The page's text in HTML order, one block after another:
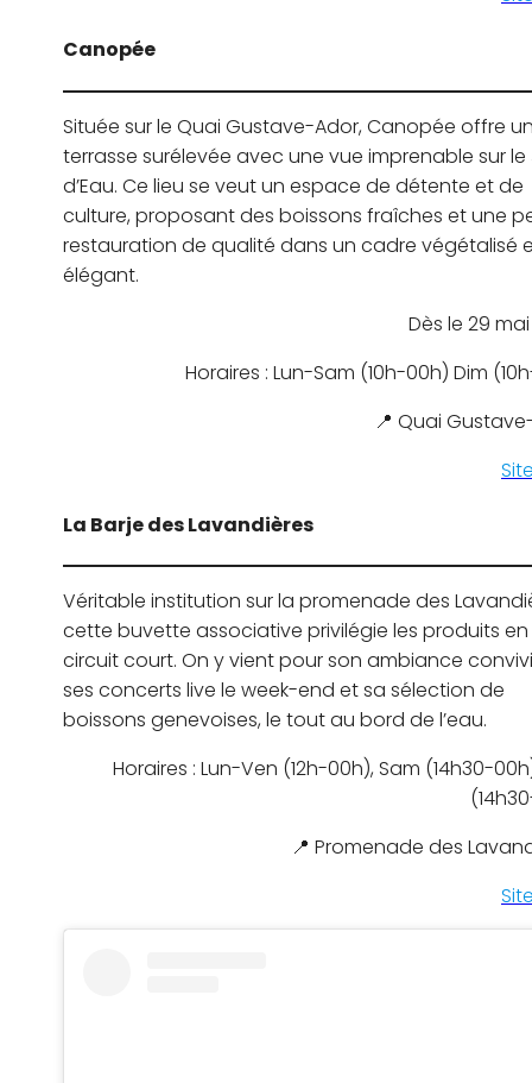
Canopée
Située sur le Quai Gustave-Ador, Canopée offre
terrasse surélevée avec une vue imprenable sur
d’Eau. Ce lieu se veut un espace de détente et de
culture, proposant des boissons fraîches et une
restauration de qualité dans un cadre végétalisé
élégant.
Dès le 29
Horaires : Lun-Sam (10h-00h) Dim
📍 Quai
La Barje des Lavandières
Véritable institution sur la promenade des
cette buvette associative privilégie les produits en
circuit court. On y vient pour son ambiance
ses concerts live le week-end et sa sélection de
boissons genevoises, le tout au bord de l’eau.
Horaires : Lun-Ven (12h-00h), Sam (14h30-
📍 Promenade des